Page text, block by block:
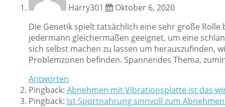
Harry301
Oktober 6, 2020
Die Genetik spielt tatsächlich eine sehr große
jedermann gleichermaßen geeignet, um eine
sich selbst machen zu lassen um herauszufinden,
Problemzonen befinden. Spannendes Thema,
Antworten
Pingback: Abnehmen mit Vibrationsplatte ist das
Pingback: Ist Sportnahrung sinnvoll zum